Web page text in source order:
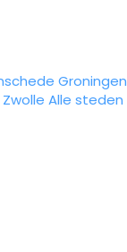
Groningen
Zwolle Alle steden